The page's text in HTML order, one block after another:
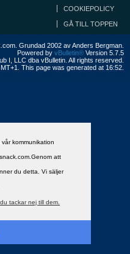
kommunikation
att
du detta. Vi säljer
tackar nej till dem.
COOKIEPOLICY
GÅ TILL TOPPEN
Grundad 2002 av Anders Bergman.
Powered by vBulletin® Version 5.7.5
I, LLC dba vBulletin. All rights reserved.
This page was generated at 16:52.